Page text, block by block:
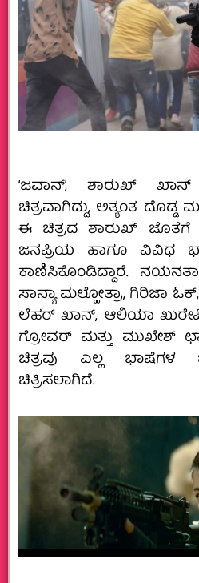
‘ಜವಾನ್’, ಶಾರುಖ್
ಚಿತ್ರವಾಗಿದ್ದು, ಅತ್ಯಂತ
ಈ ಚಿತ್ರದ ಶಾರುಖ್ ಜೊತೆಗೆ
ಜನಪ್ರಿಯ ಹಾಗೂ ವಿವಿಧ
ಕಾಣಿಸಿಕೊಂಡಿದ್ದಾರೆ.
ಸಾನ್ಯಾ ಮಲ್ಹೋತ್ರಾ, ಗಿರಿಜಾ
ಲೆಹರ್ ಖಾನ್, ಆಲಿಯಾ
ಗ್ರೋವರ್ ಮತ್ತು ಮುಖೇಶ್
ಚಿತ್ರವು ಎಲ್ಲ ಭಾಷೆಗಳ
ಚಿತ್ರಿಸಲಾಗಿದೆ.